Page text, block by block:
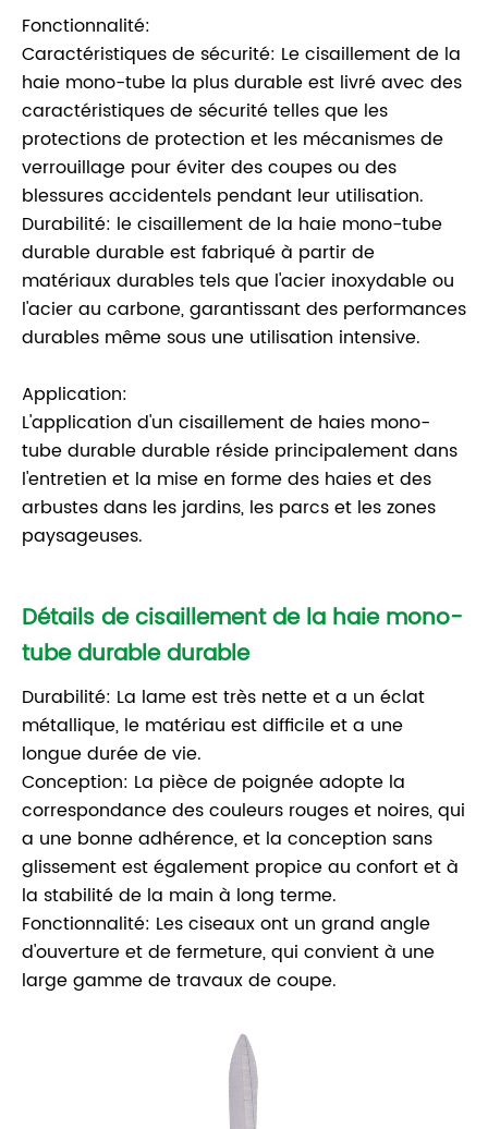
Fonctionnalité:
Caractéristiques de sécurité: Le cisaillement de la
haie mono-tube la plus durable est livré avec des
caractéristiques de sécurité telles que les
protections de protection et les mécanismes de
verrouillage pour éviter des coupes ou des
blessures accidentels pendant leur utilisation.
Durabilité: le cisaillement de la haie mono-tube
durable durable est fabriqué à partir de
matériaux durables tels que l'acier inoxydable ou
l'acier au carbone, garantissant des performances
durables même sous une utilisation intensive.
Application:
L'application d'un cisaillement de haies mono-
tube durable durable réside principalement dans
l'entretien et la mise en forme des haies et des
arbustes dans les jardins, les parcs et les zones
paysageuses.
Détails de cisaillement de la haie mono-
tube durable durable
Durabilité: La lame est très nette et a un éclat
métallique, le matériau est difficile et a une
longue durée de vie.
Conception: La pièce de poignée adopte la
correspondance des couleurs rouges et noires, qui
a une bonne adhérence, et la conception sans
glissement est également propice au confort et à
la stabilité de la main à long terme.
Fonctionnalité: Les ciseaux ont un grand angle
d'ouverture et de fermeture, qui convient à une
large gamme de travaux de coupe.